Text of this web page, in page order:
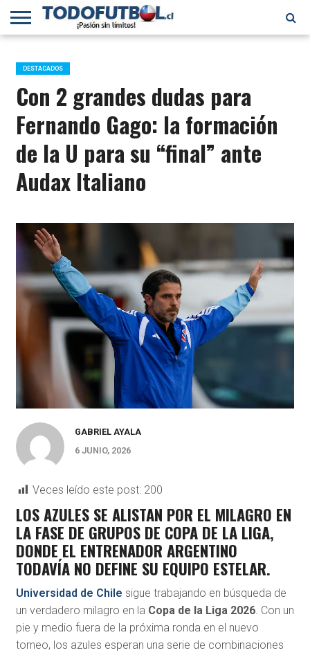
PRIMERA
B
SELECCIÓN
CHILENA
CHILENOS
EN EL
MUNDO
FÚTBOL
INTERNACIONAL
DESTACADOS
Con 2 grandes dudas para
Fernando Gago: la formación
de la U para su “final” ante
Audax Italiano
GABRIEL AYALA
6 JUNIO, 2026
Veces leído este post: 200
LOS AZULES SE ALISTAN POR EL MILAGRO EN
LA FASE DE GRUPOS DE COPA DE LA LIGA,
DONDE EL ENTRENADOR ARGENTINO
TODAVÍA NO DEFINE SU EQUIPO ESTELAR.
Universidad de Chile sigue trabajando en búsqueda de
un verdadero milagro en la Copa de la Liga 2026. Con un
pie y medio fuera de la próxima ronda en el nuevo
torneo, los azules esperan una serie de combinaciones